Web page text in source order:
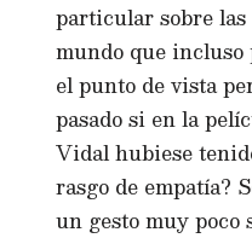
particular sobre las
mundo que incluso
el punto de vista
pasado si en la
Vidal hubiese
rasgo de empatía?
un gesto muy poco